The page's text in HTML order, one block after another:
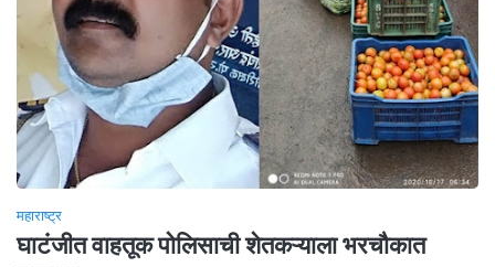
महाराष्ट्र
घाटंजीत वाहतूक पोलिसाची शेतकऱ्याला भरचौकात